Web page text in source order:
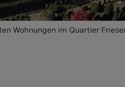
Wohnungen im Quartier